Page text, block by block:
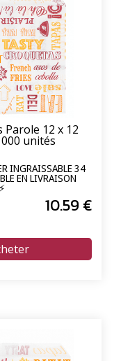
Parole 12 x 12
unités
INGRAISSABLE 34
EN LIVRAISON
10.59 €